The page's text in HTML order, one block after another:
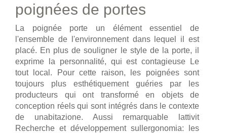
poignées de portes
La poignée porte un élément essentiel de
l'ensemble de l'environnement dans lequel il est
placé. En plus de souligner le style de la porte, il
exprime la personnalité, qui est contagieuse Le
tout local. Pour cette raison, les poignées sont
toujours plus esthétiquement guéries par les
producteurs qui ont transformé en objets de
conception réels qui sont intégrés dans le contexte
de unabitazione. Aussi remarquable lattivit
Recherche et développement sullergonomia: les